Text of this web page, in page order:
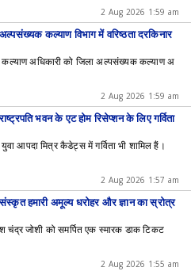
2 Aug 2026 1:59 am
कल्याण विभाग में वरिष्ठता दरकिनार
अधिकारी को जिला अल्पसंख्यक कल्याण अ
2 Aug 2026 1:59 am
भवन के एट होम रिसेप्शन के लिए गर्विता
आपदा मित्र कैडेट्स में गर्विता भी शामिल हैं।
2 Aug 2026 1:57 am
हमारी अमूल्य धरोहर और ज्ञान का स्रोत्र
चंद्र जोशी को समर्पित एक स्मारक डाक टिकट
2 Aug 2026 1:55 am